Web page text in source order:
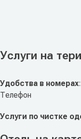
Услуги на
Удобства в номерах
Телефон
Услуги по чистке